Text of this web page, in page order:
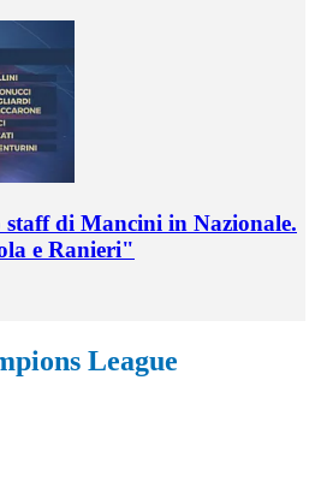
di Mancini in Nazionale.
e Ranieri"
League